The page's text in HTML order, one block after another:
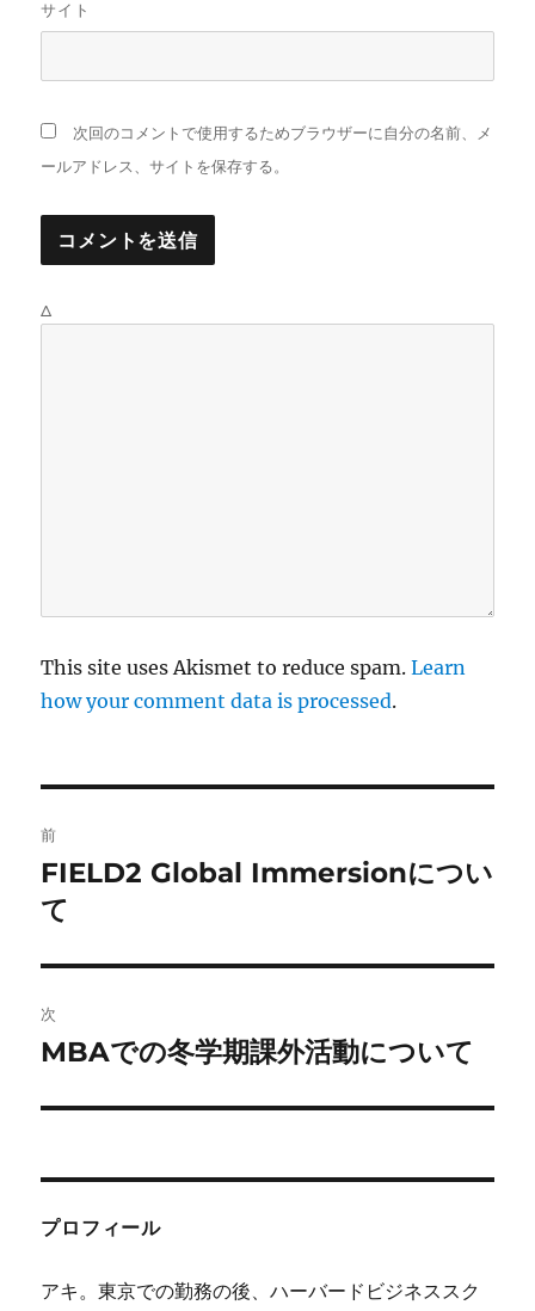
サイト
次回のコメントで使用するためブラウザーに自分の名前、メ
ールアドレス、サイトを保存する。
Δ
This site uses Akismet to reduce spam.Learn
how your comment data is processed.
稿
ナ
ビ
ゲ
ー
シ
ン
前
前
の
稿
:
FIELD2 Global Immersionについ
て
次
次
投
:
MBAでの冬学期課外活動について
プロフィール
アキ。東京での勤務の後、ハーバードビジネススク